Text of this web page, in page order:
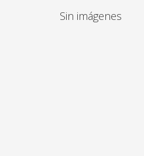
Sin imágenes